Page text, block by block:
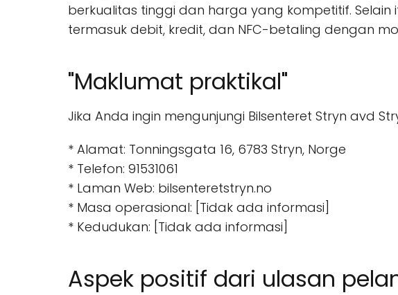
berkualitas tinggi dan harga yang kompetitif.
termasuk debit, kredit, dan NFC-betaling dengan
"Maklumat praktikal"
Jika Anda ingin mengunjungi Bilsenteret Stryn avd
* Alamat: Tonningsgata 16, 6783 Stryn, Norge
* Telefon: 91531061
* Laman Web: bilsenteretstryn.no
* Masa operasional: [Tidak ada informasi]
* Kedudukan: [Tidak ada informasi]
Aspek positif dari ulasan